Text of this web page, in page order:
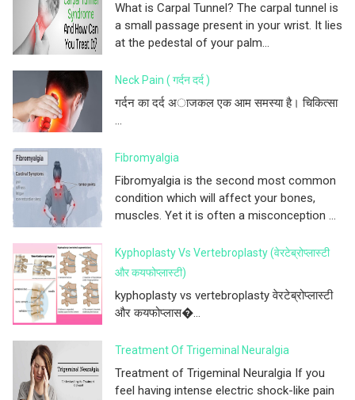
What is Carpal Tunnel? The carpal tunnel is
a small passage present in your wrist. It lies
at the pedestal of your palm...
Neck Pain ( गर्दन दर्द )
गर्दन का दर्द अाजकल एक आम समस्या है। चिकित्सा
...
Fibromyalgia
Fibromyalgia is the second most common
condition which will affect your bones,
muscles. Yet it is often a misconception ...
Kyphoplasty Vs Vertebroplasty (वेरटेब्रोप्लास्टी
और कयफोप्लास्टी)
kyphoplasty vs vertebroplasty वेरटेब्रोप्लास्टी
और कयफोप्लास�...
Treatment Of Trigeminal Neuralgia
Treatment of Trigeminal Neuralgia If you
feel having intense electric shock-like pain